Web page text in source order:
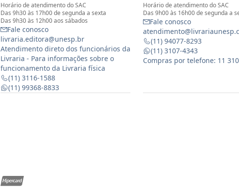
Horário de atendimento do SAC
Das 9h30 às 17h00 de segunda a sexta
Das 9h30 às 12h00 aos sábados
Fale conosco
livraria.editora@unesp.br
Atendimento direto dos funcionários da
Livraria - Para informações sobre o
funcionamento da Livraria física
(11) 3116-1588
(11) 99368-8833
Horário de atendimento do SAC
Das 9h00 às 16h00 de segunda a
Fale conosco
(11) 94077-8293
(11) 3107-4343
Compras por telefone: 11